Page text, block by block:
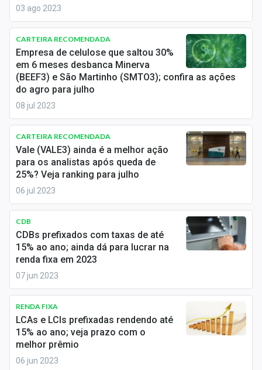
Internacional
Marketing
Tecnologia
Conteúdo de Marca
Sobre
Expediente
Contato
03 ago 2023
CARTEIRA RECOMENDADA
Empresa de celulose que saltou 30%
em 6 meses desbanca Minerva
(BEEF3) e São Martinho (SMTO3); confira as ações
do agro para julho
08 jul 2023
CARTEIRA RECOMENDADA
Vale (VALE3) ainda é a melhor ação
para os analistas após queda de
25%? Veja ranking para julho
06 jul 2023
CDB
CDBs prefixados com taxas de até
15% ao ano; ainda dá para lucrar na
renda fixa em 2023
07 jun 2023
RENDA FIXA
LCAs e LCIs prefixadas rendendo até
15% ao ano; veja prazo com o
melhor prêmio
06 jun 2023